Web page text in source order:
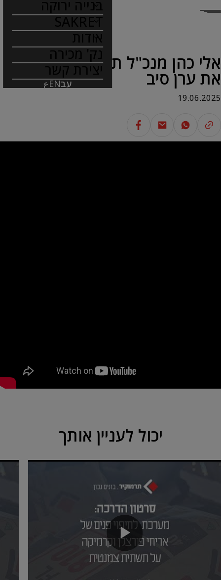
בנייה ירוקה
SAKRET
אודות
נק' מכירה
יצירת קשר
עבENع
אלי כהן מנכ"ל תרמוקיר מארח
את ערן סיב
19.06.2025
יכול לעניין אותך